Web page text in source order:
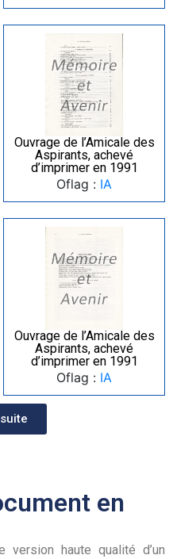
Ouvrage de l’Amicale des
Aspirants, achevé
d’imprimer en 1991
Oflag : IA
Ouvrage de l’Amicale des
Aspirants, achevé
d’imprimer en 1991
Oflag : IA
en
haute qualité d’un